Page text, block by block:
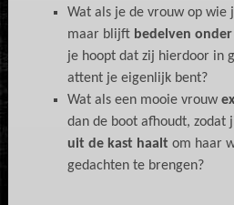
Wat als je de vrouw op
maar blijft bedelven
je hoopt dat zij hierdoor in
attent je eigenlijk bent?
Wat als een mooie vrouw
dan de boot afhoudt, zodat
uit de kast haalt om haar
gedachten te brengen?